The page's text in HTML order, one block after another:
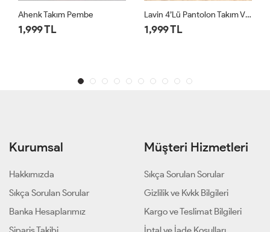
1,999 TL 1,999 TL
Kurumsal
Hakkımızda
Sıkça Sorulan Sorular
Banka Hesaplarımız
Müşteri Hizmetleri
Sıkça Sorulan Sorular
Gizlilik ve Kvkk Bilgileri
Kargo ve Teslimat Bilgileri